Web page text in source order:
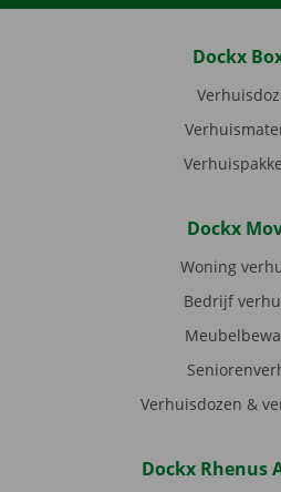
Dockx
Dockx
Woning
Bedrijf
Verhuisdozen &
Dockx Rhenus